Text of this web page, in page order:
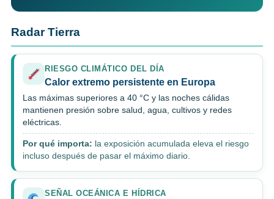
Radar Tierra
RIESGO CLIMÁTICO DEL DÍA
Calor extremo persistente en Europa
Las máximas superiores a 40 °C y las noches cálidas
mantienen presión sobre salud, agua, cultivos y redes
eléctricas.
Por qué importa: la exposición acumulada eleva el riesgo
incluso después de pasar el máximo diario.
SEÑAL OCEÁNICA E HÍDRICA